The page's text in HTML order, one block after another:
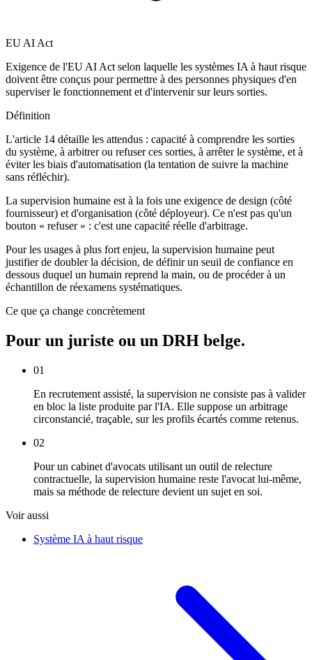
EU AI Act
Exigence de l'EU AI Act selon laquelle les systèmes IA à haut risque
doivent être conçus pour permettre à des personnes physiques d'en
superviser le fonctionnement et d'intervenir sur leurs sorties.
Définition
L'article 14 détaille les attendus : capacité à comprendre les sorties
du système, à arbitrer ou refuser ces sorties, à arrêter le système, et à
éviter les biais d'automatisation (la tentation de suivre la machine
sans réfléchir).
La supervision humaine est à la fois une exigence de design (côté
fournisseur) et d'organisation (côté déployeur). Ce n'est pas qu'un
bouton « refuser » : c'est une capacité réelle d'arbitrage.
Pour les usages à plus fort enjeu, la supervision humaine peut
justifier de doubler la décision, de définir un seuil de confiance en
dessous duquel un humain reprend la main, ou de procéder à un
échantillon de réexamens systématiques.
Ce que ça change concrètement
Pour un juriste ou un DRH belge.
01
En recrutement assisté, la supervision ne consiste pas à valider
en bloc la liste produite par l'IA. Elle suppose un arbitrage
circonstancié, traçable, sur les profils écartés comme retenus.
02
Pour un cabinet d'avocats utilisant un outil de relecture
contractuelle, la supervision humaine reste l'avocat lui-même,
mais sa méthode de relecture devient un sujet en soi.
Voir aussi
Système IA à haut risque